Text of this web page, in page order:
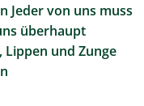
Jeder von uns muss
überhaupt
Lippen und Zunge